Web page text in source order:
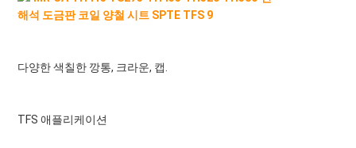
다양한 색칠한 깡통, 크라운, 캡.
TFS 애플리케이션